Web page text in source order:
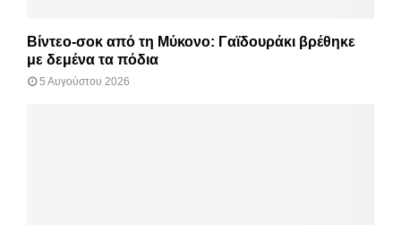
Βίντεο-σοκ από τη Μύκονο: Γαϊδουράκι βρέθηκε
με δεμένα τα πόδια
5 Αυγούστου 2026